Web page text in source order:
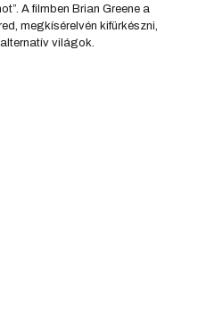
A filmben Brian Greene a
megkísérelvén kifürkészni,
világok.